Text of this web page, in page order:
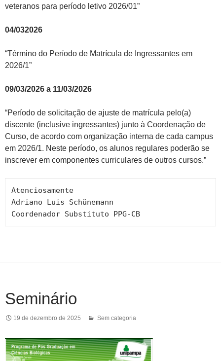
veteranos para período letivo 2026/01”
04/032026
“Término do Período de Matrícula de Ingressantes em
2026/1”
09/03/2026 a 11/03/2026
“Período de solicitação de ajuste de matrícula pelo(a)
discente (inclusive ingressantes) junto à Coordenação de
Curso, de acordo com organização interna de cada campus
em 2026/1. Neste período, os alunos regulares poderão se
inscrever em componentes curriculares de outros cursos.”
Atenciosamente
Adriano Luis Schünemann
Coordenador Substituto PPG-CB
Seminário
19 de dezembro de 2025 Sem categoria